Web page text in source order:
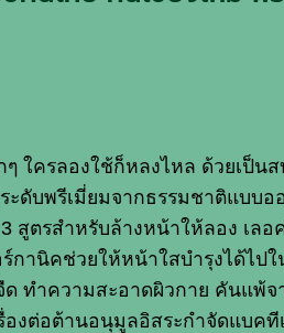
ใครลองใช้ก็หลงไหล ด้วยเป็
ดับพรีเมี่ยมจากธรรมชาติแบบ
ตรสำหรับล้างหน้าให้ลอง เลอ
านิคช่วยให้หน้าใสบำรุงได้ไป
ทำความสะอาดผิวกาย คันแพ้
องต่อต้านอนุมูลอิสระกำจัดแบค